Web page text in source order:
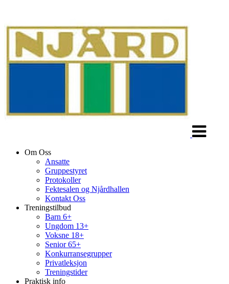
Om Oss
Ansatte
Gruppestyret
Protokoller
Fektesalen og Njårdhallen
Kontakt Oss
Treningstilbud
Barn 6+
Ungdom 13+
Voksne 18+
Senior 65+
Konkurransegrupper
Privatleksjon
Treningstider
Praktisk info